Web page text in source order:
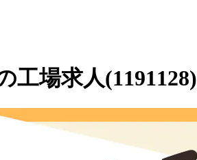
工場求人(1191128)